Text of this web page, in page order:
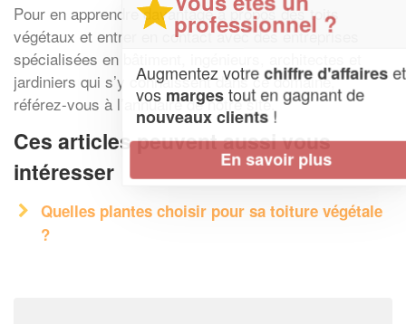
Pour en apprendre davantage à propos des toits
végétaux et entrer en contact avec des entreprises
spécialisées en bâtiment, ingénieurs, architectes et
jardiniers qui s’y connaissent dans ce domaine,
référez-vous à l’annuaire de notre site.
Ces articles peuvent aussi vous
intéresser
Quelles plantes choisir pour sa toiture végétale
?
professionnel ?
Augmentez votrechiffre d'affaireset
vosmargestout en gagnant de
nouveaux clients!
En savoir plus